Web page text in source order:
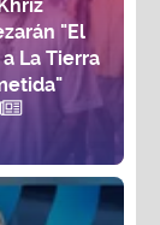
"El
La Tierra